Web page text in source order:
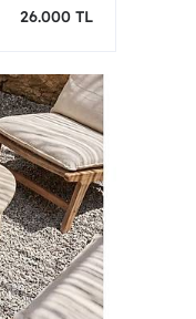
26.000 TL